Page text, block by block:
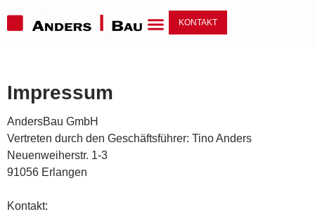
KONTAKT
Impressum
AndersBau GmbH
Vertreten durch den Geschäftsführer: Tino Anders
Neuenweiherstr. 1-3
91056 Erlangen
Kontakt: